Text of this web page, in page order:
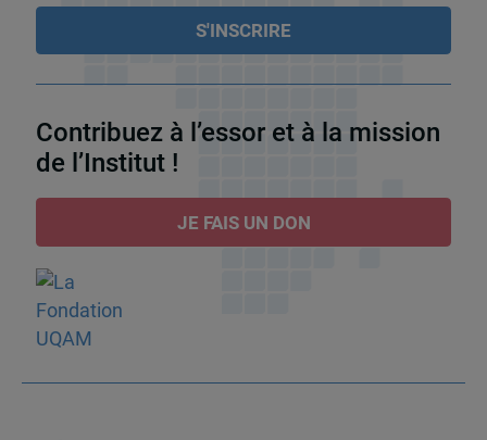
Contribuez à l’essor et à la mission
de l’Institut !
JE FAIS UN DON